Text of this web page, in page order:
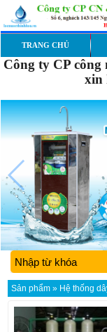
TRANG CHỦ
Công ty CP
xin
Sản phẩm » Hệ thống